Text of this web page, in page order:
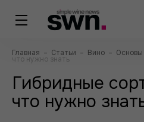
Главная – Статьи – Вино – Основы
что нужно знать
Гибридные
что нужно